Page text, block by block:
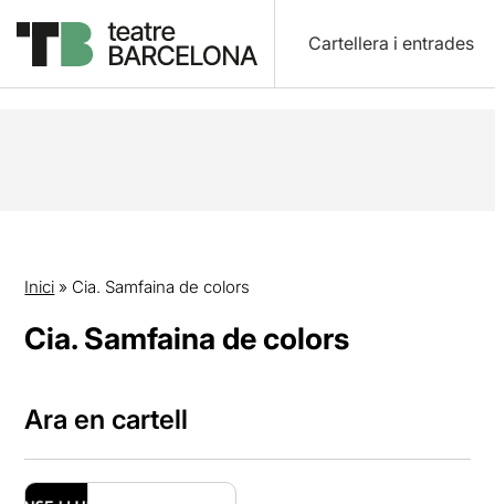
Cartellera i entrades
Inici » Cia. Samfaina de colors
Cia. Samfaina de colors
Ara en cartell